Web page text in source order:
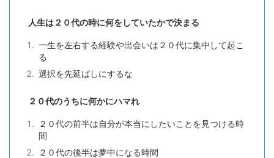
人生は２０代の時に何をしていたかで決まる
一生を左右する経験や出会いは２０代に集中して起こ
る
選択を先延ばしにするな
２０代のうちに何かにハマれ
２０代の前半は自分が本当にしたいことを見つける時
間
２０代の後半は夢中になる時間